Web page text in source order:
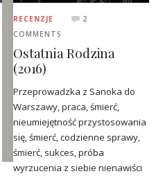
RECENZJE
2
COMMENTS
Ostatnia Rodzina
(2016)
Przeprowadzka z Sanoka do
Warszawy, praca, śmierć,
nieumiejętność przystosowania
się, śmierć, codzienne sprawy,
śmierć, sukces, próba
wyrzucenia z siebie nienawiści